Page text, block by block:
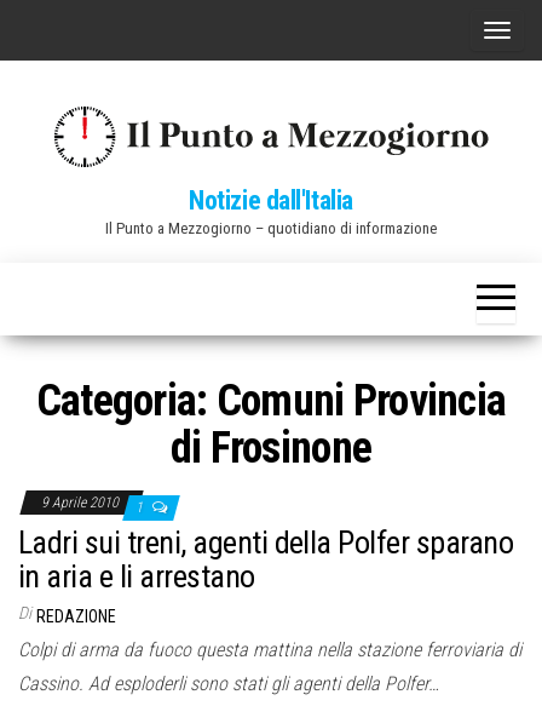
C
a
v
g
o
Notizie dall'Italia
Il Punto a Mezzogiorno – quotidiano di informazione
Categoria: Comuni Provincia
di Frosinone
9 Aprile 2010 1
Ladri sui treni, agenti della Polfer sparano
in aria e li arrestano
Di REDAZIONE
Colpi di arma da fuoco questa mattina nella stazione ferroviaria di
Cassino. Ad esploderli sono stati gli agenti della Polfer…